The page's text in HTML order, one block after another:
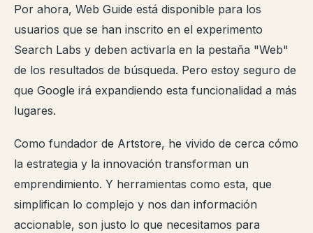
Por ahora, Web Guide está disponible para los
usuarios que se han inscrito en el experimento
Search Labs y deben activarla en la pestaña "Web"
de los resultados de búsqueda. Pero estoy seguro de
que Google irá expandiendo esta funcionalidad a más
lugares.
Como fundador de Artstore, he vivido de cerca cómo
la estrategia y la innovación transforman un
emprendimiento. Y herramientas como esta, que
simplifican lo complejo y nos dan información
accionable, son justo lo que necesitamos para